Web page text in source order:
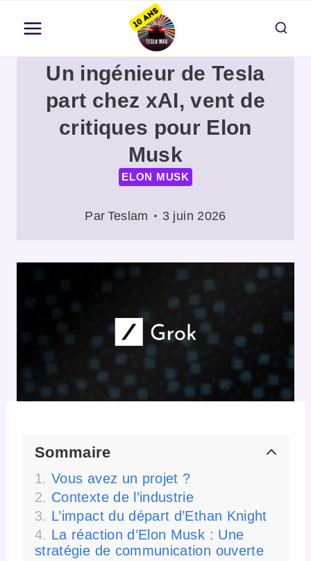
contenu
Un ingénieur de Tesla
part chez xAI, vent de
critiques pour Elon
Musk
ELON MUSK
Par Teslam 3 juin 2026
Sommaire
Vous avez un projet ?
Contexte de l’industrie
L’impact du départ d’Ethan Knight
La réaction d’Elon Musk : Une
stratégie de communication ouverte